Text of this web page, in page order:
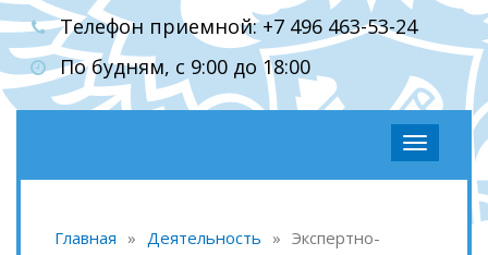
Телефон приемной: +7 496 463-53-24
По будням, с 9:00 до 18:00
Главная » Деятельность » Экспертно-